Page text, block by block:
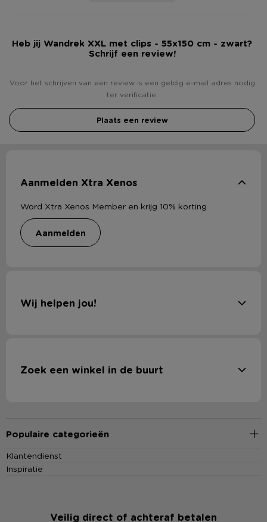
Heb jij Wandrek XXL met clips - 55x150 cm - zwart?
Schrijf een review!
Voor het schrijven van een review is een geldig e-mail adres nodig
ter verificatie.
Plaats een review
Aanmelden Xtra Xenos
Word Xtra Xenos Member en krijg 10% korting
aanmelden
Wij helpen jou!
Zoek een winkel in de buurt
Populaire categorieën
Klantendienst
Inspiratie
Veilig direct of achteraf betalen